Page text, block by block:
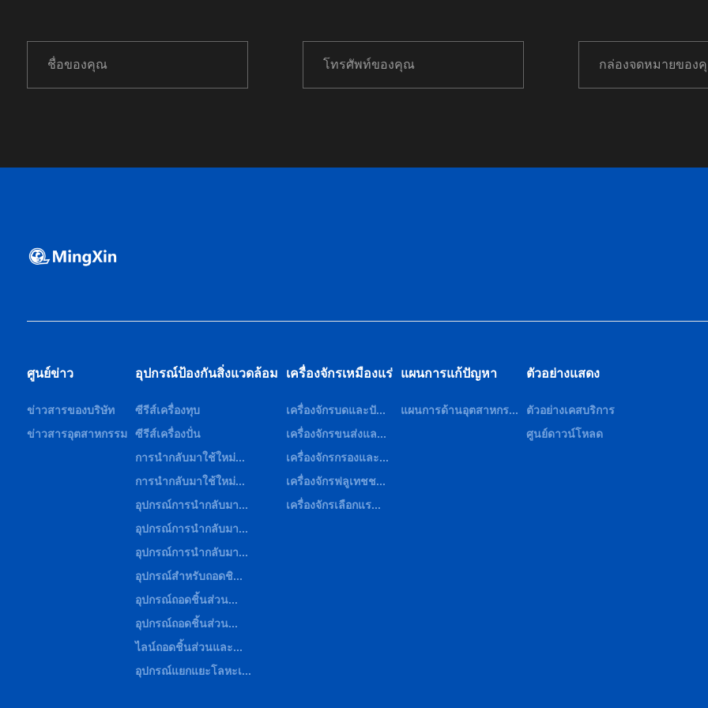
ศูนย์ข่าว
ข่าวสารของบริษัท
ข่าวสารอุตสาหกรรม
อุปกรณ์ป้องกันสิ่งแวดล้อม
ซีรีส์เครื่องทุบ
ซีรีส์เครื่องปั่น
การนำกลับมาใช้ใหม่...
การนำกลับมาใช้ใหม่...
อุปกรณ์การนำกลับมา...
อุปกรณ์การนำกลับมา...
อุปกรณ์การนำกลับมา...
อุปกรณ์สำหรับถอดชิ...
อุปกรณ์ถอดชิ้นส่วน...
อุปกรณ์ถอดชิ้นส่วน...
ไลน์ถอดชิ้นส่วนและ...
อุปกรณ์แยกแยะโลหะเ...
เครื่องจักรเหมืองแร่
เครื่องจักรบดและปั...
เครื่องจักรขนส่งแล...
เครื่องจักรกรองและ...
เครื่องจักรฟลูเทชช...
เครื่องจักรเลือกแร...
แผนการแก้ปัญหา
แผนการด้านอุตสาหกร...
ตัวอย่างแสดง
ตัวอย่างเคสบริการ
ศูนย์ดาวน์โหลด